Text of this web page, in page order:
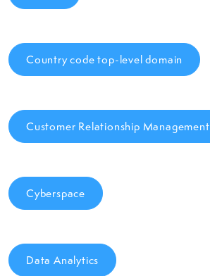
Country code top-level domain
Customer Relationship Management
Cyberspace
Data Analytics